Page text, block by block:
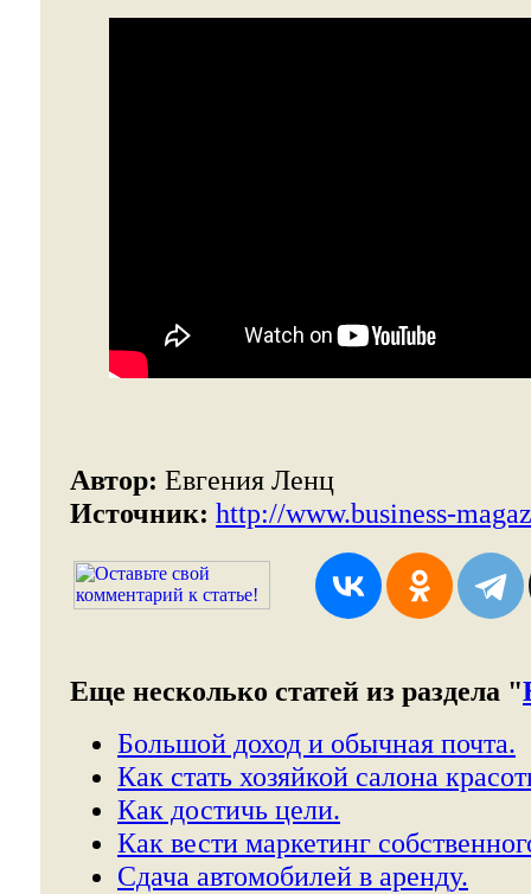
Автор: Евгения Ленц
Источник: http://www.business-
Еще несколько статей из раздела "
Большой доход и обычная почта.
Как стать хозяйкой салона
Как достичь цели.
Как вести маркетинг
Сдача автомобилей в аренду.